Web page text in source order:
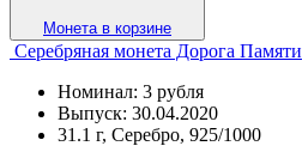
Монета в корзине
Серебряная монета Дорога Памяти
Номинал: 3 рубля
Выпуск: 30.04.2020
31.1 г, Серебро, 925/1000